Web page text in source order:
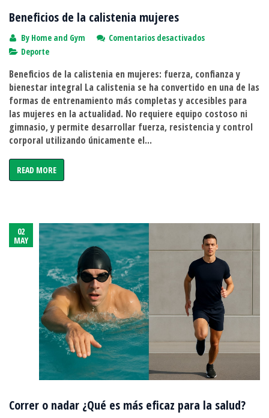
Beneficios de la calistenia mujeres
By Home and Gym Comentarios desactivadosen
la
calistenia
mujeres
Deporte
Beneficios de la calistenia en mujeres: fuerza, confianza y
bienestar integral La calistenia se ha convertido en una de las
formas de entrenamiento más completas y accesibles para
las mujeres en la actualidad. No requiere equipo costoso ni
gimnasio, y permite desarrollar fuerza, resistencia y control
corporal utilizando únicamente el...
READ MORE
02
MAY
Correr o nadar ¿Qué es más eficaz para la salud?